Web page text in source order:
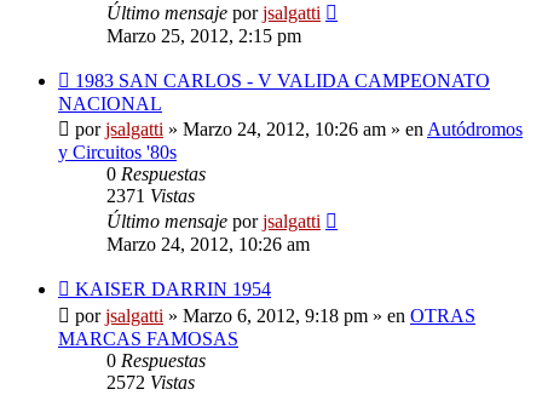
Último mensaje porjsalgatti
Marzo 25, 2012, 2:15 pm
Nuevo
mensaje
1983 SAN CARLOS - V VALIDA CAMPEONATO
NACIONAL
porjsalgatti » Marzo 24, 2012, 10:26 am » en Autódromos
y Circuitos '80s
0 Respuestas
2371 Vistas
Último mensaje porjsalgatti
Marzo 24, 2012, 10:26 am
Nuevo
mensaje
KAISER DARRIN 1954
porjsalgatti » Marzo 6, 2012, 9:18 pm » en OTRAS
MARCAS FAMOSAS
0 Respuestas
2572 Vistas